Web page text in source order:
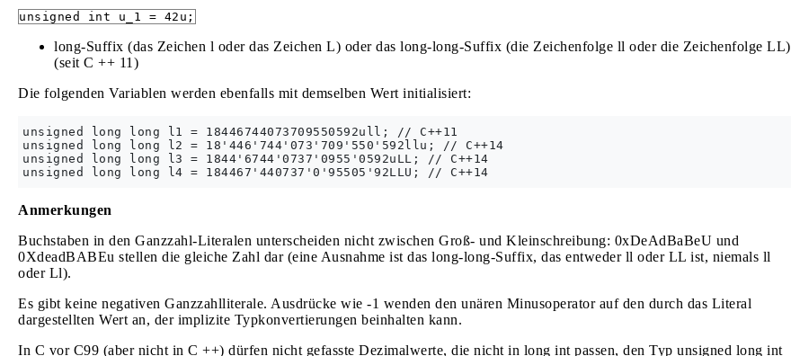
unsigned int u_1 = 42u;
long-Suffix (das Zeichen l oder das Zeichen L) oder das long-long-Suffix (die Zeichenfolge ll oder die Zeichenfolge LL)
(seit C ++ 11)
Die folgenden Variablen werden ebenfalls mit demselben Wert initialisiert:
unsigned long long l1 = 18446744073709550592ull; // C++11
unsigned long long l2 = 18'446'744'073'709'550'592llu; // C++14
unsigned long long l3 = 1844'6744'0737'0955'0592uLL; // C++14
Anmerkungen
Buchstaben in den Ganzzahl-Literalen unterscheiden nicht zwischen Groß- und Kleinschreibung: 0xDeAdBaBeU und
0XdeadBABEu stellen die gleiche Zahl dar (eine Ausnahme ist das long-long-Suffix, das entweder ll oder LL ist, niemals ll
oder Ll).
Es gibt keine negativen Ganzzahlliterale. Ausdrücke wie -1 wenden den unären Minusoperator auf den durch das Literal
dargestellten Wert an, der implizite Typkonvertierungen beinhalten kann.
In C vor C99 (aber nicht in C ++) dürfen nicht gefasste Dezimalwerte, die nicht in long int passen, den Typ unsigned long int